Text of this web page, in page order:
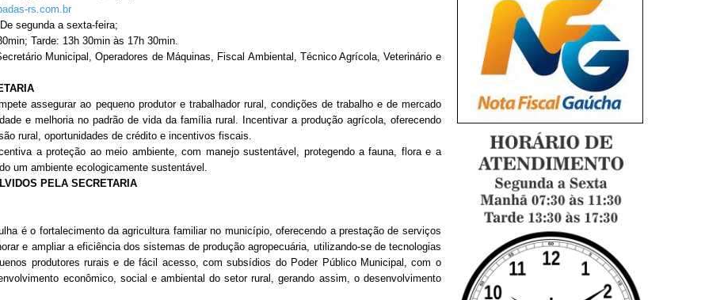
rs.com.br
De segunda a sexta-feira;
Tarde: 13h 30min às 17h 30min.
Municipal, Operadores de Máquinas, Fiscal Ambiental, Técnico Agrícola, Veterinário e
ao pequeno produtor e trabalhador rural, condições de trabalho e de mercado
e melhoria no padrão de vida da família rural. Incentivar a produção agrícola, oferecendo
rural, oportunidades de crédito e incentivos fiscais.
proteção ao meio ambiente, com manejo sustentável, protegendo a fauna, flora e a
um ambiente ecologicamente sustentável.
PELA SECRETARIA
é o fortalecimento da agricultura familiar no município, oferecendo a prestação de serviços
e ampliar a eficiência dos sistemas de produçãoagropecuária, utilizando-se de tecnologias
produtores rurais e de fácil acesso, com subsídios do Poder Público Municipal, com o
econômico, social e ambiental do setor rural,
gerando assim, o desenvolvimento